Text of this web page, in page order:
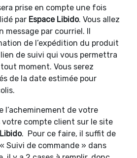
prise en compte une fois
par Espace Libido. Vous allez
message par courriel. Il
de l’expédition du produit
de suivi qui vous permettra
moment. Vous serez
de la date estimée pour
l’acheminement de votre
votre compte client sur le site
. Pour ce faire, il suffit de
Suivi de commande » dans